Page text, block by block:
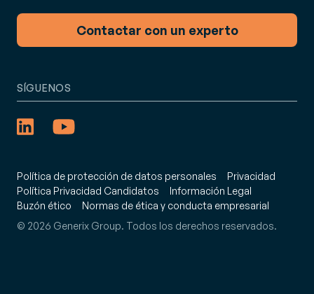
Contactar con un experto
Política de protección de datos personales
Privacidad
Política Privacidad Candidatos
Información Legal
Buzón ético
Normas de ética y conducta empresarial
© 2026 Generix Group. Todos los derechos reservados.
SÍGUENOS